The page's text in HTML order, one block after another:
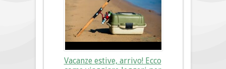
Vacanze estive, arrivo! Ecco